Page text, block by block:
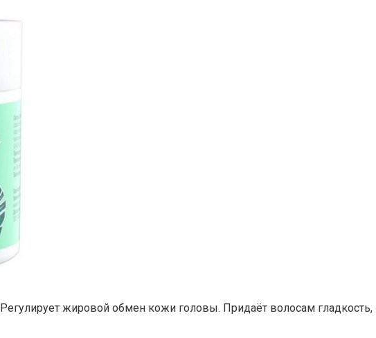
жировой обмен кожи головы. Придаёт волосам гладкость,